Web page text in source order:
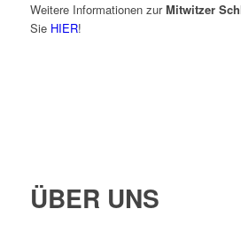
Weitere Informationen zurMitwitzer
Sie HIER!
ÜBER UNS